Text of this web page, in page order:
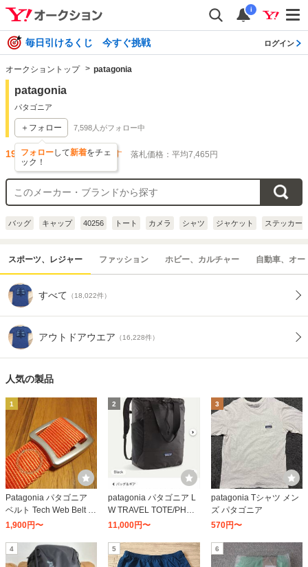
i
毎日引けるくじ 今すぐ挑戦 ログイン
オークショントップ patagonia
patagonia
パタゴニア
＋フォロー
フォローして新着をチェ
ック！
7,598 人がフォロー中
19,916件出品されています 落札価格：平均7,465円
バッグ キャップ 40256 トート カメラ シャツ ジャケット ステッカー
スポーツ、レジャー ファッション ホビー、カルチャー 自動車、オー
すべて （18,022件）
アウトドアウエア （16,228件）
人気の製品
1
Patagonia パタゴニア
ベルト Tech Web Belt 5
9194 BLK/SUYE テック
筋 pat0205
1,900円〜
2
patagonia パタゴニア L
W TRAVEL TOTE/PHS/A
LL [旧カラー] 48806 ト
ポーツバッグ 汎用 アウ
トドアギア
11,000円〜
3
patagonia Tシャツ メン
ズ パタゴニア
570円〜
4 5 6